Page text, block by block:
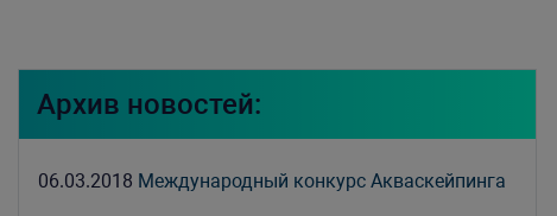
Архив новостей:
06.03.2018 Международный конкурс Акваскейпинга